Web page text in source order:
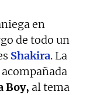
en
de todo un
Shakira. La
Boy, al tema